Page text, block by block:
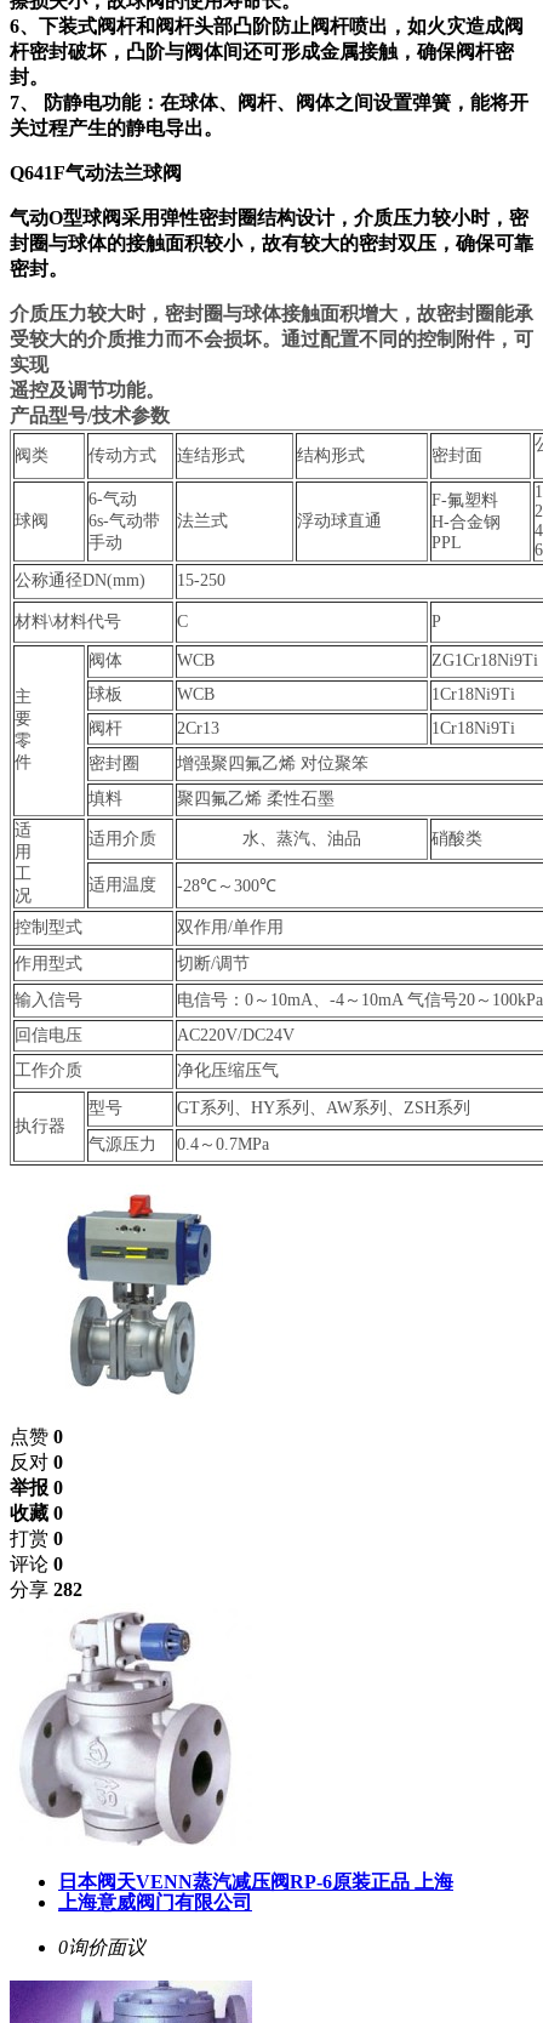
6、下装式阀杆和阀杆头部凸阶防止阀杆喷出，如火灾造成阀
杆密封破坏，凸阶与阀体间还可形成金属接触，确保阀杆密
封。
7、 防静电功能：在球体、阀杆、阀体之间设置弹簧，能将开
关过程产生的静电导出。
Q641F气动法兰球阀
气动O型球阀采用弹性密封圈结构设计，介质压力较小时，密
封圈与球体的接触面积较小，故有较大的密封双压，确保可靠
密封。
介质压力较大时，密封圈与球体接触面积增大，故密封圈能承
受较大的介质推力而不会损坏。通过配置不同的控制附件，可
实现
遥控及调节功能。
产品型号/技术参数
阀类 传动方式 连结形式 结构形式 密封面
球阀
6-气动
6s-气动带
手动
法兰式 浮动球直通
F-氟塑料
H-合金钢
PPL
公称通径DN(mm)
15-250
材料\材料代号 C P
主
要
零
件
阀体 WCB
ZG1Cr18Ni9Ti
球板
WCB
1Cr18Ni9Ti
阀杆
2Cr13
1Cr18Ni9Ti
密封圈
增强聚四氟乙烯 对位聚笨
填料
聚四氟乙烯 柔性石墨
适
用
工
况
适用介质 水、蒸汽、油品 硝酸类
适用温度 -28℃～300℃
控制型式
双作用/单作用
作用型式
切断/调节
输入信号
电信号：0～10mA、-4～10mA 气信号20～100kPa
回信电压
AC220V/DC24V
工作介质
净化压缩压气
执行器
型号
GT系列、HY系列、AW系列、ZSH系列
气源压力
0.4～0.7MPa
点赞 0
反对 0
举报 0
收藏 0
打赏 0
评论 0
分享 282
日本阀天VENN蒸汽减压阀RP-6原装正品 上海
上海意威阀门有限公司
0询价面议